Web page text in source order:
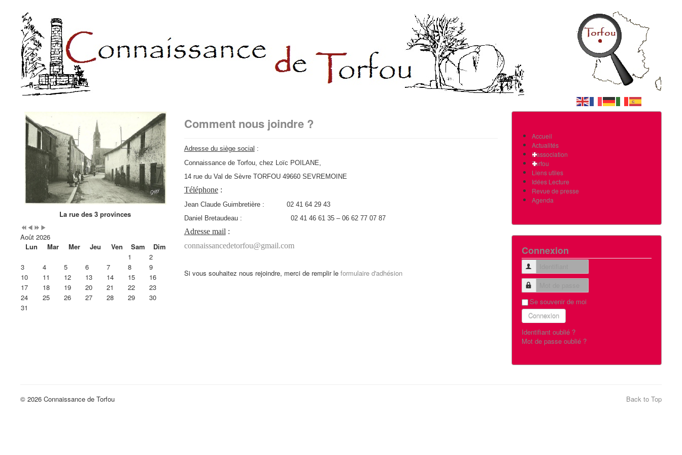
La rue des 3 provinces
Août 2026
Lun
Mar Mer Jeu Ven Sam
Dim
1
2
3
4 5 6 7 8
9
10
11 12 13 14 15
16
17
18 19 20 21 22
23
24
25 26 27 28 29
30
31
Comment nous joindre ?
Adresse du siège social :
Connaissance de Torfou, chez Loïc POILANE,
14 rue du Val de Sèvre TORFOU 49660 SEVREMOINE
Téléphone:
Jean Claude Guimbretière : 02 41 64 29 43
Daniel Bretaudeau : 02 41 46 61 35 – 06 62 77 07 87
Adresse mail :
connaissancedetorfou@gmail.com
Si vous souhaitez nous rejoindre, merci de remplir le formulaire d'adhésion
Accueil
Actualités
L'association
Torfou
Liens utiles
Idées Lecture
Revue de presse
Agenda
Connexion
Se souvenir de moi
Connexion
Identifiant oublié ?
Mot de passe oublié ?
Back to Top
© 2026 Connaissance de Torfou